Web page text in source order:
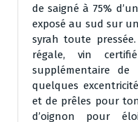
de saigné à 75%
exposé au sud sur
syrah toute
régale, vin
supplémentaire de
quelques
et de prêles pour
d’oignon pour